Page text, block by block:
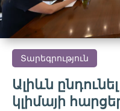
Տարեգրություն
Ալիևն
կլիմայի